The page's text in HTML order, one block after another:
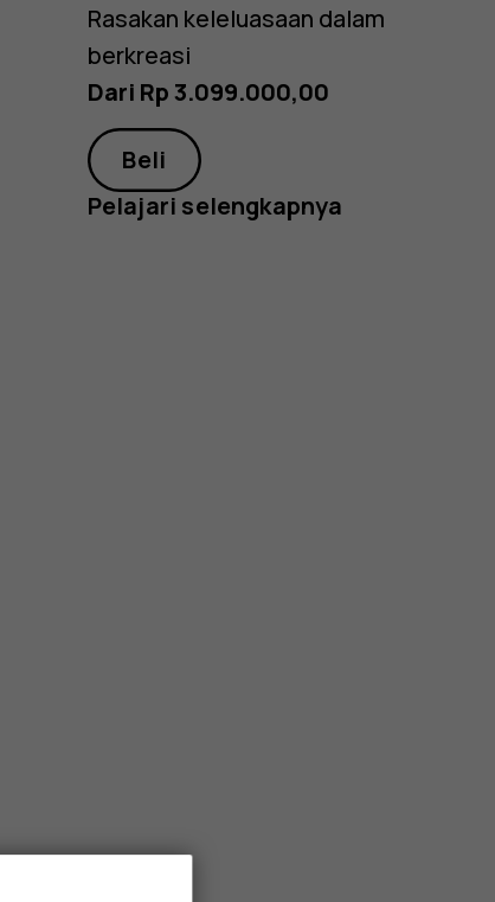
Rasakan keleluasaan dalam
berkreasi
Dari Rp 3.099.000,00
Beli
Pelajari selengkapnya